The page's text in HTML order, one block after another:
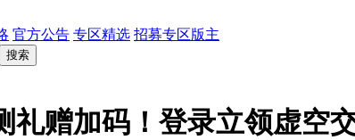
官方公告 专区精选 招募专区版主
搜索
礼赠加码！登录立领虚空